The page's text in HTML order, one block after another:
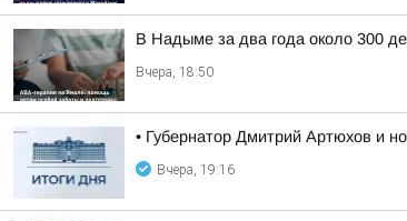
В Надыме за два года около 300
Вчера, 18:50
• Губернатор Дмитрий Артюхов и
Вчера, 19:16